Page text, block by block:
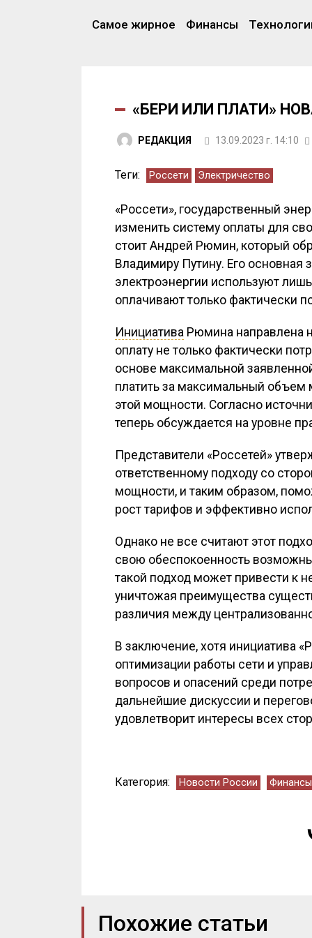
Самое жирное Финансы
«БЕРИ ИЛИ ПЛАТИ»
РЕДАКЦИЯ 13.09.2023 г. 14:10
Теги: Россети Электричество
«Россети», государственный
изменить систему оплаты для
стоит Андрей Рюмин, который
Владимиру Путину. Его основная
электроэнергии используют
оплачивают только фактически
Инициатива Рюмина направлена
оплату не только фактически
основе максимальной
платить за максимальный объем
этой мощности. Согласно
теперь обсуждается на уровне
Представители «Россетей»
ответственному подходу со
мощности, и таким образом,
рост тарифов и эффективно
Однако не все считают этот
свою обеспокоенность
такой подход может привести к
уничтожая преимущества
различия между
В заключение, хотя инициатива
оптимизации работы сети и
вопросов и опасений среди
дальнейшие дискуссии и
удовлетворит интересы всех
Категория: Новости России Финансы
Похожие статьи